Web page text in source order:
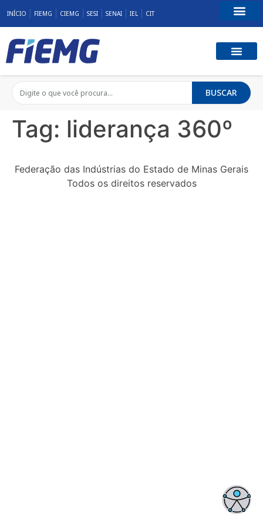
INÍCIO FIEMG CIEMG SESI SENAI IEL CIT
BUSCAR
Tag: liderança 360º
Federação das Indústrias do Estado de Minas Gerais
Todos os direitos reservados